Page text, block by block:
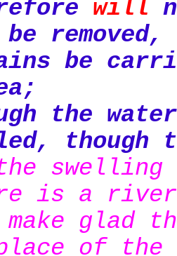
will
removed,
be
the
though
swelling
is a
glad
of the